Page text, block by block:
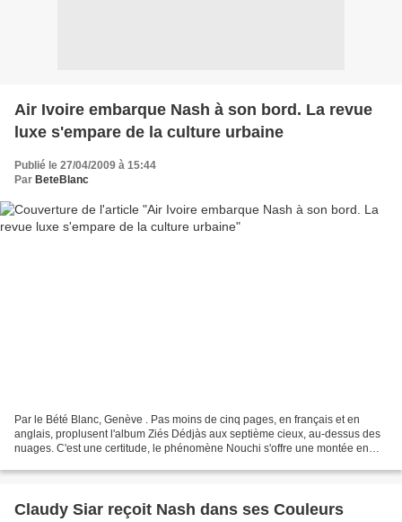
Air Ivoire embarque Nash à son bord. La revue
luxe s'empare de la culture urbaine
Publié le 27/04/2009 à 15:44
Par BeteBlanc
Par le Bété Blanc, Genève . Pas moins de cinq pages, en français et en
anglais, proplusent l'album Ziés Dédjàs aux septième cieux, au-dessus des
nuages. C'est une certitude, le phénomène Nouchi s'offre une montée en
Claudy Siar reçoit Nash dans ses Couleurs